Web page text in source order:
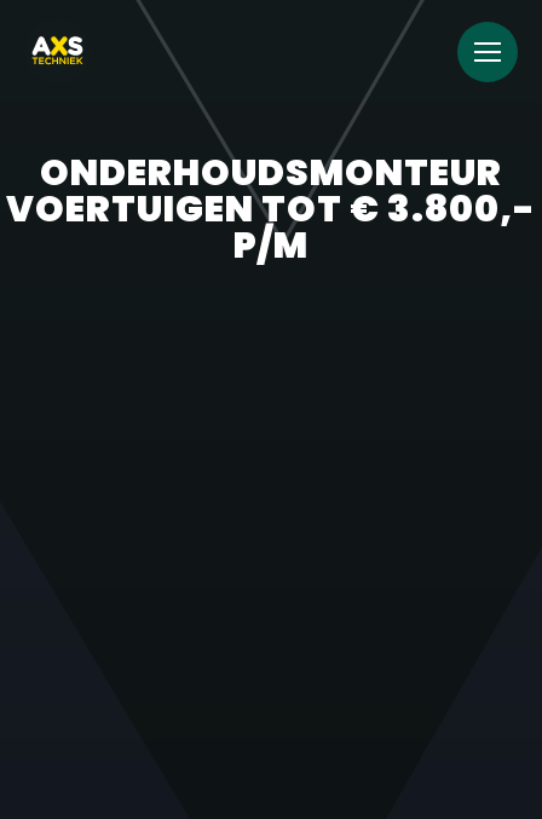
ONDERHOUDSMONTEUR
VOERTUIGEN TOT € 3.800,-
P/M